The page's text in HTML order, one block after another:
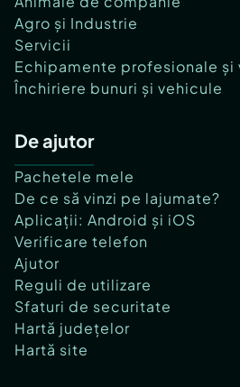
Agro și Industrie
Servicii
Echipamente profesionale și
Închiriere bunuri și vehicule
De ajutor
Pachetele mele
De ce să vinzi pe lajumate?
Aplicații: Android și iOS
Verificare telefon
Ajutor
Reguli de utilizare
Sfaturi de securitate
Hartă județelor
Hartă site